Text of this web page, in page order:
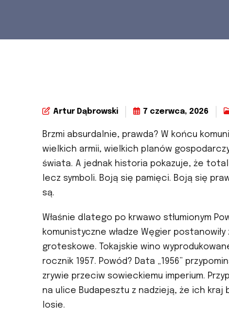
Artur Dąbrowski 7 czerwca, 2026
Brzmi absurdalnie, prawda? W końcu
wielkich armii, wielkich planów
świata. A jednak historia pokazuje, że
lecz symboli. Boją się pamięci. Boją się
są.
Właśnie dlatego po krwawo stłumionym
komunistyczne władze Węgier
groteskowe. Tokajskie wino
rocznik 1957. Powód? Data „1956”
zrywie przeciw sowieckiemu imperium.
na ulice Budapesztu z nadzieją, że ich kraj
losie.